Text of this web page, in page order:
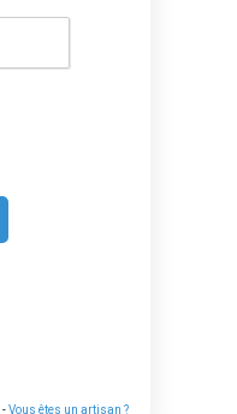
-Vous êtes un artisan ?